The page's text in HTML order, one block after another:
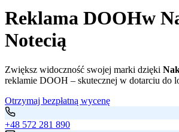
Reklama DOOHw
Notecią
Zwiększ widoczność swojej marki dzięki
reklamie DOOH – skutecznej w dotarciu do
Otrzymaj bezpłatną wycenę
+48 572 281 890